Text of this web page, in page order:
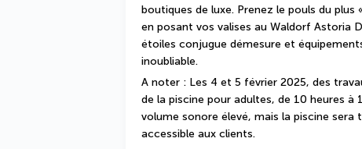
boutiques de luxe. Prenez le pouls du
en posant vos valises au Waldorf Astoria
étoiles conjugue démesure et
inoubliable.
A noter : Les 4 et 5 février 2025, des
de la piscine pour adultes, de 10 heures à
volume sonore élevé, mais la piscine
accessible aux clients.